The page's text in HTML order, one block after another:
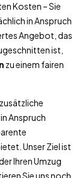
Kosten – Sie
in Anspruch
Angebot, das
ist,
zu einem fairen
Anspruch
Unser Ziel ist
Ihren Umzug
Sie uns noch